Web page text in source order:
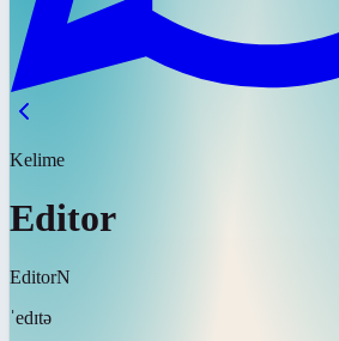
Kelime
Editor
EditorN
ˈedɪtə